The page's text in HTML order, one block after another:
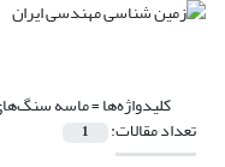
کلیدواژه‌ها =ماسه
تعداد مقالات: 1